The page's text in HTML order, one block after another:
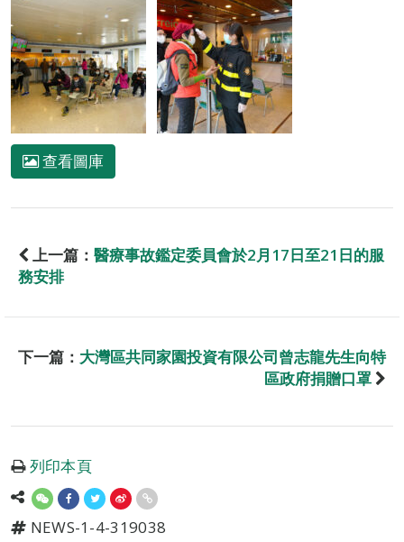
查看圖庫
上一篇： 醫療事故鑑定委員會於2月17日至21日的服
務安排
下一篇： 大灣區共同家園投資有限公司曾志龍先生向特
區政府捐贈口罩
列印本頁
NEWS-1-4-319038